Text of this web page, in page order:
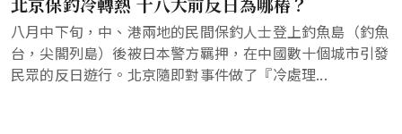
八月中下旬，中、港兩地的民間保釣人士登上釣魚島（釣魚
台，尖閣列島）後被日本警方羈押，在中國數十個城市引發
民眾的反日遊行。北京隨即對事件做了『冷處理...